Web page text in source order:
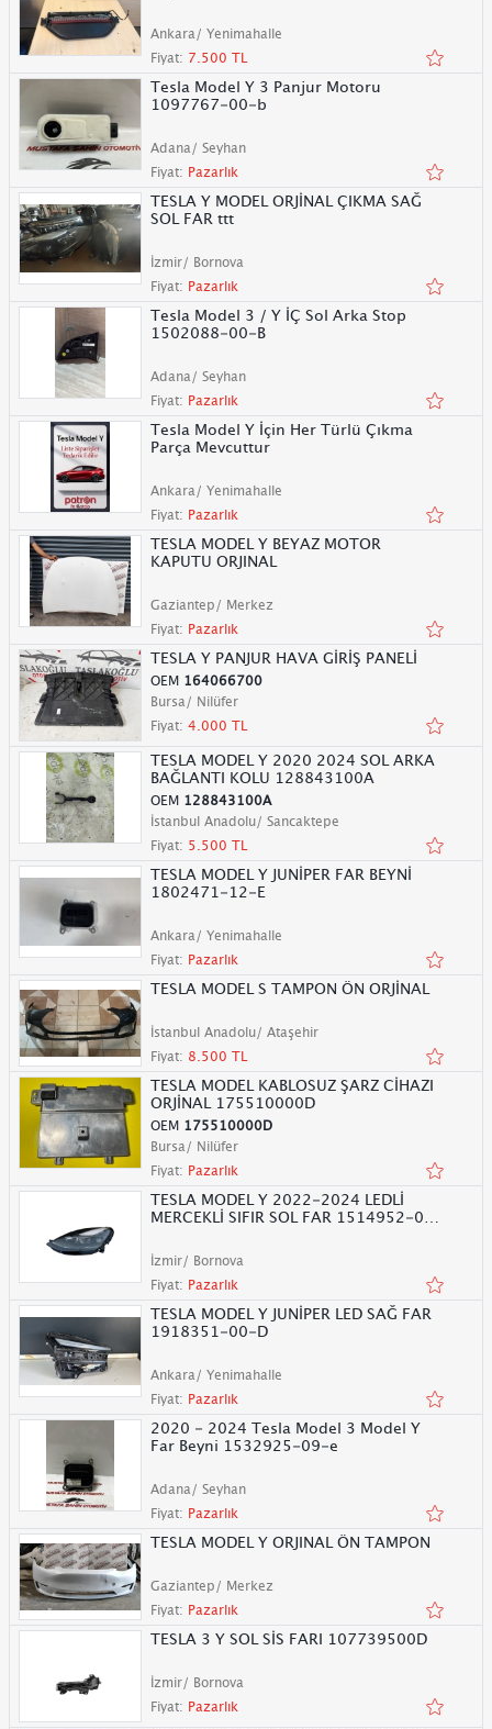
Ankara/ Yenimahalle
Fiyat: 7.500 TL
Tesla Model Y 3 Panjur Motoru
1097767-00-b
Adana/ Seyhan
Fiyat: Pazarlık
TESLA Y MODEL ORJİNAL ÇIKMA SAĞ
SOL FAR ttt
İzmir/ Bornova
Fiyat: Pazarlık
Tesla Model 3 / Y İÇ Sol Arka Stop
1502088-00-B
Adana/ Seyhan
Fiyat: Pazarlık
Tesla Model Y İçin Her Türlü Çıkma
Parça Mevcuttur
Ankara/ Yenimahalle
Fiyat: Pazarlık
TESLA MODEL Y BEYAZ MOTOR
KAPUTU ORJINAL
Gaziantep/ Merkez
Fiyat: Pazarlık
TESLA Y PANJUR HAVA GİRİŞ PANELİ
OEM 164066700
Bursa/ Nilüfer
Fiyat: 4.000 TL
TESLA MODEL Y 2020 2024 SOL ARKA
BAĞLANTI KOLU 128843100A
OEM 128843100A
İstanbul Anadolu/ Sancaktepe
Fiyat: 5.500 TL
TESLA MODEL Y JUNİPER FAR BEYNİ
1802471-12-E
Ankara/ Yenimahalle
Fiyat: Pazarlık
TESLA MODEL S TAMPON ÖN ORJİNAL
İstanbul Anadolu/ Ataşehir
Fiyat: 8.500 TL
TESLA MODEL KABLOSUZ ŞARZ CİHAZI
ORJİNAL 175510000D
OEM 175510000D
Bursa/ Nilüfer
Fiyat: Pazarlık
TESLA MODEL Y 2022-2024 LEDLİ
MERCEKLİ SIFIR SOL FAR 1514952-00-
İzmir/ Bornova
Fiyat: Pazarlık
TESLA MODEL Y JUNİPER LED SAĞ FAR
1918351-00-D
Ankara/ Yenimahalle
Fiyat: Pazarlık
2020 - 2024 Tesla Model 3 Model Y
Far Beyni 1532925-09-e
Adana/ Seyhan
Fiyat: Pazarlık
TESLA MODEL Y ORJINAL ÖN TAMPON
Gaziantep/ Merkez
Fiyat: Pazarlık
TESLA 3 Y SOL SİS FARI 107739500D
İzmir/ Bornova
Fiyat: Pazarlık